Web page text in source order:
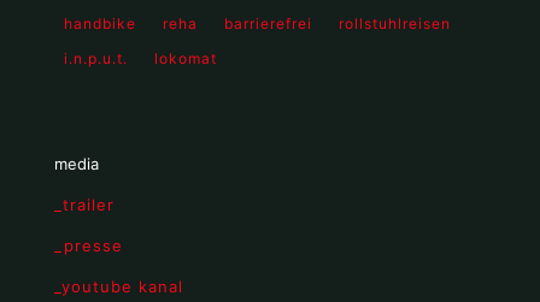
handbike
reha barrierefrei
rollstuhlreisen
i.n.p.u.t.
lokomat
media
_trailer
_presse
_youtube kanal